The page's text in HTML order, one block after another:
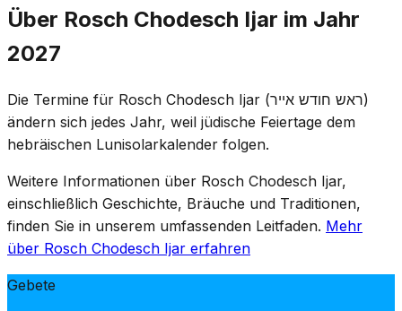
Die üblichen Rosch-Chodesch-Gebete werden
gesprochen: halbes Hallel, Ja'ale weJawo, die
Toralesung und Mussaf. Da Rosch Chodesch Ijar in die
Abendgottesdienst fortgesetzt. Die Halbtrauer-Bräuche
des Omer gelten auch an Rosch Chodesch selbst.
Über Rosch Chodesch Ijar im Jahr
2027
Die Termine für Rosch Chodesch Ijar (ראש חודש אייר)
ändern sich jedes Jahr, weil jüdische Feiertage dem
hebräischen Lunisolarkalender folgen.
Weitere Informationen über Rosch Chodesch Ijar,
einschließlich Geschichte, Bräuche und Traditionen,
finden Sie in unserem umfassenden Leitfaden. Mehr
über Rosch Chodesch Ijar erfahren
Gebete